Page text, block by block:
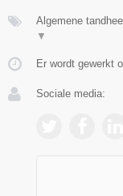
Algemene
▼
Er wordt gewerkt
Sociale media: